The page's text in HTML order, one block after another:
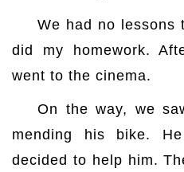
We had no lessons
did my homework.
went to the cinema.
On the way, we
mending his bike.
decided to help him.